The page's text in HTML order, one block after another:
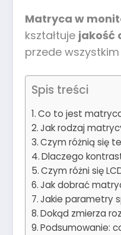
Matryca w
kształtuje jakość
przede
Spis treści
Co to jest
Jak rodzaj
Czym różnią się
Dlaczego
Czym różni się
Jak dobrać
Jakie parametry
Dokąd zmierza
Podsumowanie: